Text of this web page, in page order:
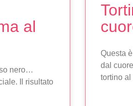
al
nero…
Il risultato
Questa
dal
tortino